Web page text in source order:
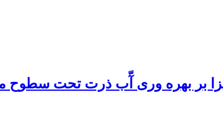
بر بهره وری آّب ذرت تحت